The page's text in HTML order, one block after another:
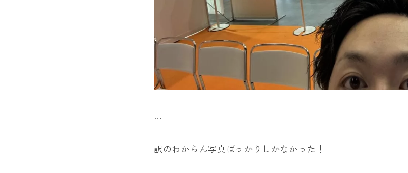
…
訳のわからん写真ばっかりしかなかった！